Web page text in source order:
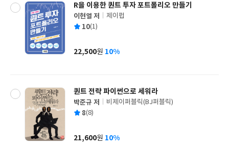
R을 이용한 퀀트 투자 포트폴리오 만들기
글
쓴
이현열 저
출
사
제이펍
평 10(1)
가
22,500원 10%
퀀트 전략 파이썬으로 세워라
글
쓴
박준규 저
출
사
비제이퍼블릭(BJ퍼블릭)
평 8(8)
가
21,600원 10%